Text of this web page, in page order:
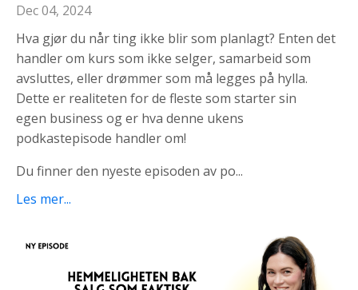
Dec 04, 2024
Hva gjør du når ting ikke blir som planlagt? Enten det
handler om kurs som ikke selger, samarbeid som
avsluttes, eller drømmer som må legges på hylla.
Dette er realiteten for de fleste som starter sin
egen business og er hva denne ukens
podkastepisode handler om!
Du finner den nyeste episoden av po...
Les mer...